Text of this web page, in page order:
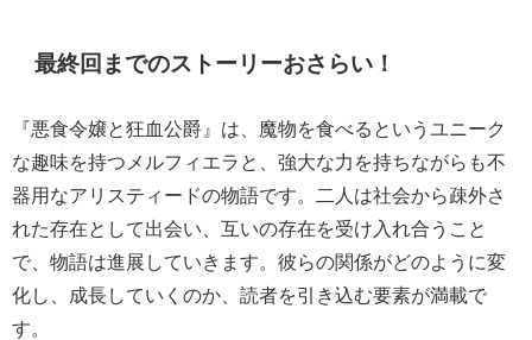
最終回までのストーリーおさらい！
『悪食令嬢と狂血公爵』は、魔物を食べるというユニーク
な趣味を持つメルフィエラと、強大な力を持ちながらも不
器用なアリスティードの物語です。二人は社会から疎外さ
れた存在として出会い、互いの存在を受け入れ合うこと
で、物語は進展していきます。彼らの関係がどのように変
化し、成長していくのか、読者を引き込む要素が満載で
す。